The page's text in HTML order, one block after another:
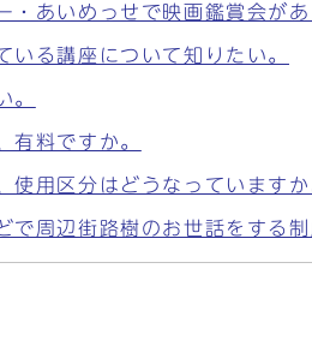
・あいめっせで映画鑑賞会が
いる講座について知りたい。
。
有料ですか。
使用区分はどうなっていますか
で周辺街路樹のお世話をする制